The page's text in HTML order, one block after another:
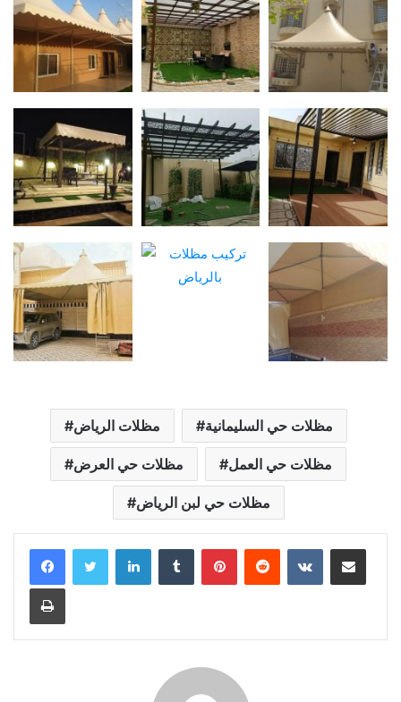
مظلات الرياض مظلات حي السليمانية
مظلات حي العرض مظلات حي العمل
مظلات حي لبن الرياض
LinkedInTumblr PinterestReddit VKontakteShare via Email
Print